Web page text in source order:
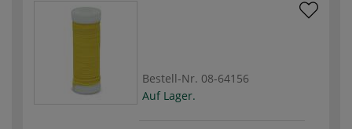
Bestell-Nr. 08-64156
Auf Lager.